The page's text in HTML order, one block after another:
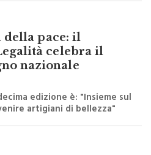
della pace: il
celebra il
nazionale
edizione è: "Insieme sul
artigiani di bellezza"